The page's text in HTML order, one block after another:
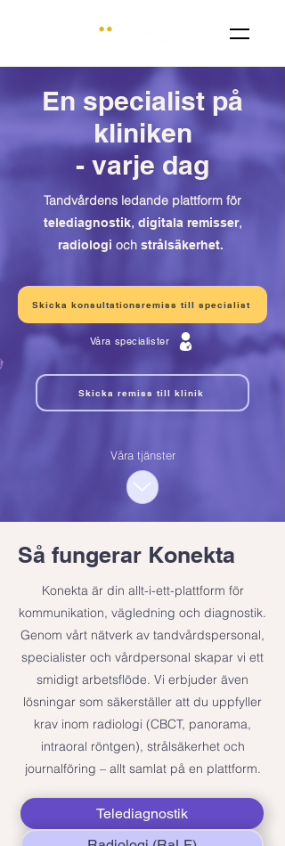
En specialist på
kliniken
- varje dag
Tandvårdens ledande plattform för
telediagnostik, digitala remisser,
radiologi och strålsäkerhet.
Skicka konsultationsremiss till specialist
Våra specialister
Skicka remiss till klinik
Våra tjänster
Så fungerar Konekta
Konekta är din allt-i-ett-plattform för
kommunikation, vägledning och diagnostik.
Genom vårt nätverk av tandvårdspersonal,
specialister och vårdpersonal skapar vi ett
smidigt arbetsflöde. Vi erbjuder även
lösningar som säkerställer att du uppfyller
krav inom radiologi (CBCT, panorama,
intraoral röntgen), strålsäkerhet och
journalföring – allt samlat på en plattform.
Telediagnostik